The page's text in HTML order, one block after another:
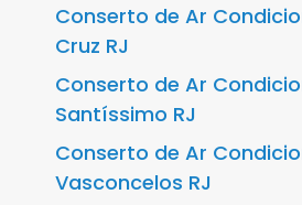
Conserto de Ar
Cruz RJ
Conserto de Ar
Santíssimo RJ
Conserto de Ar
Vasconcelos RJ